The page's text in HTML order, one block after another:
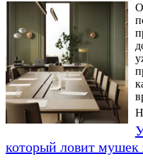
который ловит